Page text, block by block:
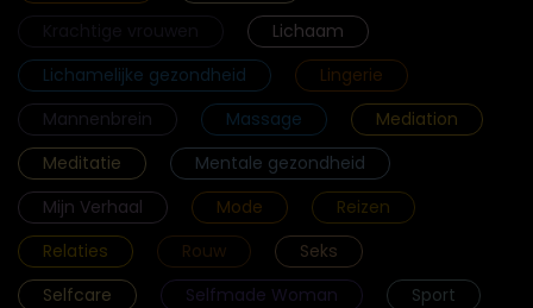
Lichaam
Lichamelijke gezondheid
Lingerie
Mannenbrein
Massage
Mediation
Meditatie
Mentale gezondheid
Mijn Verhaal
Mode
Reizen
Relaties
Rouw
Seks
Selfcare
Selfmade Woman
Sport